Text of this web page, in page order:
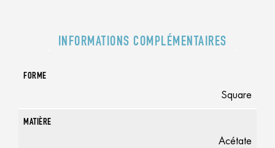
INFORMATIONS COMPLÉMENTAIRES
FORME
Square
MATIÈRE
Acétate